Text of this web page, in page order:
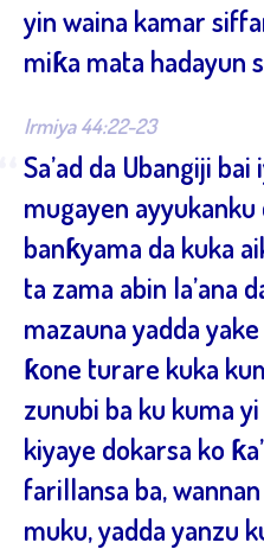
yin waina kamar
miƙa mata hadayun
Irmiya 44:22-23
Sa’ad da Ubangiji
mugayen
banƙyama da kuka
ta zama abin la’ana
mazauna yadda
ƙone turare kuka
zunubi ba ku kuma
kiyaye dokarsa ko
farillansa ba,
muku, yadda yanzu